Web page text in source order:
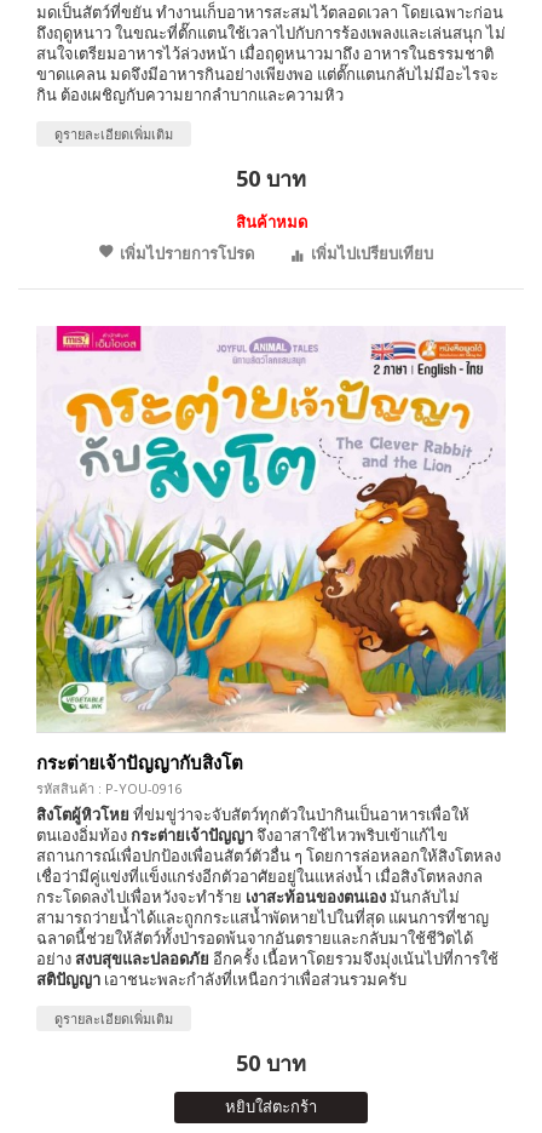
มดเป็นสัตว์ที่ขยัน ทำงานเก็บอาหารสะสมไว้ตลอดเวลา โดยเฉพาะก่อน
ถึงฤดูหนาว ในขณะที่ตั๊กแตนใช้เวลาไปกับการร้องเพลงและเล่นสนุก ไม่
สนใจเตรียมอาหารไว้ล่วงหน้า เมื่อฤดูหนาวมาถึง อาหารในธรรมชาติ
ขาดแคลน มดจึงมีอาหารกินอย่างเพียงพอ แต่ตั๊กแตนกลับไม่มีอะไรจะ
กิน ต้องเผชิญกับความยากลำบากและความหิว
ดูรายละเอียดเพิ่มเติม
50 บาท
สินค้าหมด
เพิ่มไปรายการโปรด
เพิ่มไปเปรียบเทียบ
กระต่ายเจ้าปัญญากับสิงโต
รหัสสินค้า : P-YOU-0916
สิงโตผู้หิวโหย ที่ข่มขู่ว่าจะจับสัตว์ทุกตัวในป่ากินเป็นอาหารเพื่อให้
ตนเองอิ่มท้องกระต่ายเจ้าปัญญาจึงอาสาใช้ไหวพริบเข้าแก้ไข
สถานการณ์เพื่อปกป้องเพื่อนสัตว์ตัวอื่น ๆ โดยการล่อหลอกให้สิงโตหลง
เชื่อว่ามีคู่แข่งที่แข็งแกร่งอีกตัวอาศัยอยู่ในแหล่งน้ำ เมื่อสิงโตหลงกล
กระโดดลงไปเพื่อหวังจะทำร้าย เงาสะท้อนของตนเองมันกลับไม่
สามารถว่ายน้ำได้และถูกกระแสน้ำพัดหายไปในที่สุด แผนการที่ชาญ
ฉลาดนี้ช่วยให้สัตว์ทั้งป่ารอดพ้นจากอันตรายและกลับมาใช้ชีวิตได้
อย่างสงบสุขและปลอดภัย อีกครั้ง เนื้อหาโดยรวมจึงมุ่งเน้นไปที่การใช้
สติปัญญา เอาชนะพละกำลังที่เหนือกว่าเพื่อส่วนรวมครับ
ดูรายละเอียดเพิ่มเติม
50 บาท
หยิบใส่ตะกร้า